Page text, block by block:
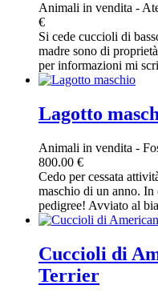
Animali in vendita -
€
Si cede cuccioli di
madre sono di
per informazioni mi
Lagotto
Animali in vendita -
800.00 €
Cedo per cessata
maschio di un anno.
pedigree! Avviato al
Cuccioli di
Terrier